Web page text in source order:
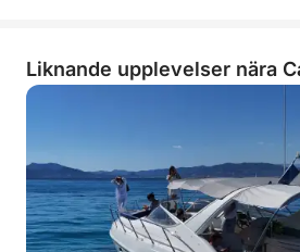
Liknande upplevelser nära